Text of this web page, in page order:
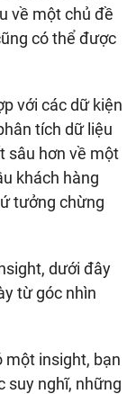
về một chủ đề
có thể được
với các dữ kiện
tích dữ liệu
sâu hơn về một
khách hàng
tưởng chừng
dưới đây
từ góc nhìn
một insight, bạn
suy nghĩ, những